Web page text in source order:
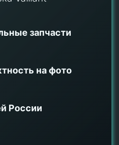
запчасти
на фото
России